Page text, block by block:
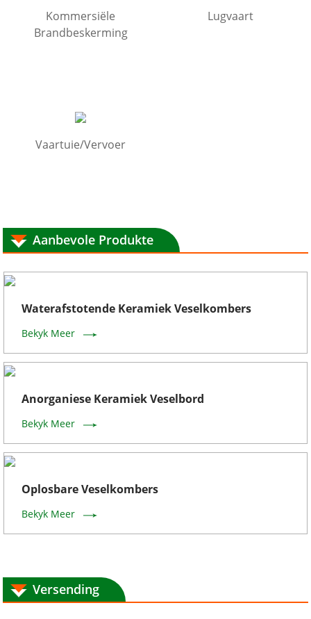
Kommersiële
Brandbeskerming
Lugvaart
Vaartuie/Vervoer
Aanbevole Produkte
Waterafstotende Keramiek Veselkombers
Bekyk Meer
Anorganiese Keramiek Veselbord
Bekyk Meer
Oplosbare Veselkombers
Bekyk Meer
Versending